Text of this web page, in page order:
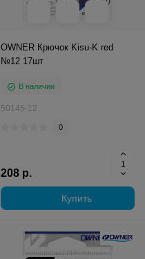
OWNER Крючок Kisu-K red
№12 17шт
В наличии
50145-12
0
208 р.
Купить